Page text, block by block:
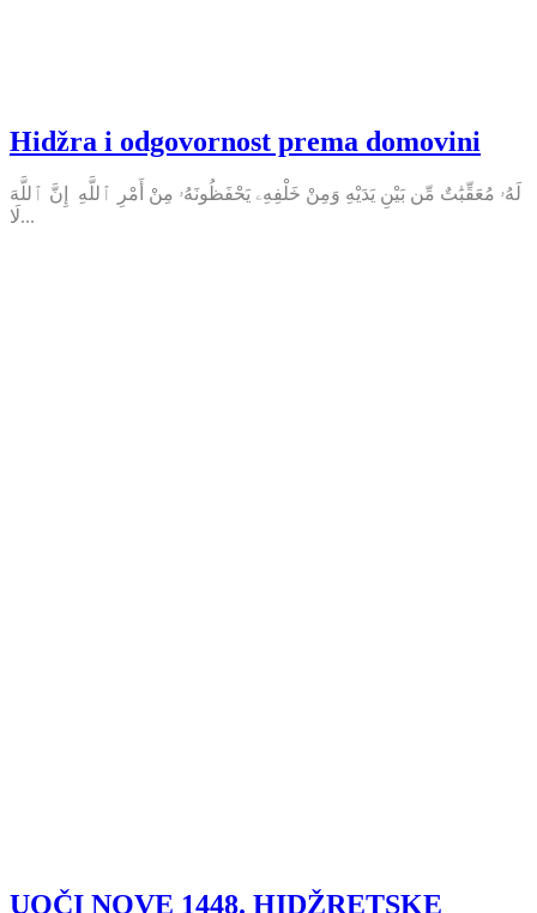
Hidžra i odgovornost prema domovini
لَهُۥ مُعَقِّبَٰتٌ مِّن بَيْنِ يَدَيْهِ وَمِنْ خَلْفِهِۦ يَحْفَظُونَهُۥ مِنْ أَمْرِ ٱللَّهِ إِنَّ ٱللَّهَ
لَا...
UOČI NOVE 1448. HIDŽRETSKE